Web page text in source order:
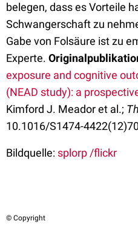
belegen, dass es Vorteile
Schwangerschaft zu
Gabe von Folsäure ist zu
Experte.
exposure and cognitive
(NEAD study): a
Kimford J. Meador et al.;
10.1016/S1474-
Bildquelle: splorp /flickr
© Copyright